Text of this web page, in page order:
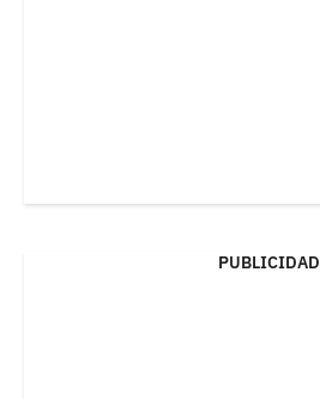
PUBLICIDAD